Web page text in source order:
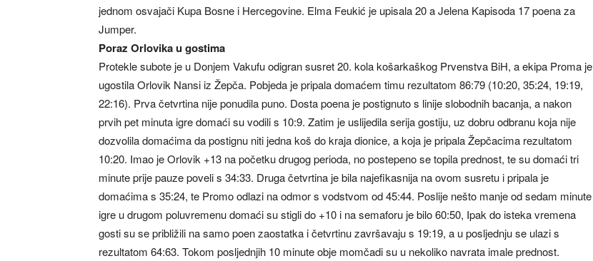
jednom osvajači Kupa Bosne i Hercegovine. Elma Feukić je upisala 20 a Jelena Kapisoda 17 poena za
Jumper.
Poraz Orlovika u gostima
Protekle subote je u Donjem Vakufu odigran susret 20. kola košarkaškog Prvenstva BiH, a ekipa Proma je
ugostila Orlovik Nansi iz Žepča. Pobjeda je pripala domaćem timu rezultatom 86:79 (10:20, 35:24, 19:19,
22:16). Prva četvrtina nije ponudila puno. Dosta poena je postignuto s linije slobodnih bacanja, a nakon
prvih pet minuta igre domaći su vodili s 10:9. Zatim je uslijedila serija gostiju, uz dobru odbranu koja nije
dozvolila domaćima da postignu niti jedna koš do kraja dionice, a koja je pripala Žepčacima rezultatom
10:20. Imao je Orlovik +13 na početku drugog perioda, no postepeno se topila prednost, te su domaći tri
minute prije pauze poveli s 34:33. Druga četvrtina je bila najefikasnija na ovom susretu i pripala je
domaćima s 35:24, te Promo odlazi na odmor s vodstvom od 45:44. Poslije nešto manje od sedam minute
igre u drugom poluvremenu domaći su stigli do +10 i na semaforu je bilo 60:50, Ipak do isteka vremena
gosti su se približili na samo poen zaostatka i četvrtinu završavaju s 19:19, a u posljednju se ulazi s
rezultatom 64:63. Tokom posljednjih 10 minute obje momčadi su u nekoliko navrata imale prednost.